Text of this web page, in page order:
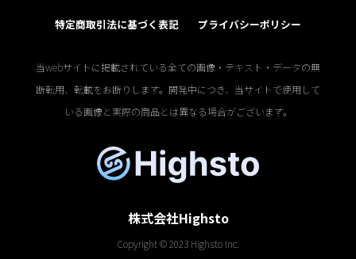
特定商取引法に基づく表記 プライバシーポリシー
当webサイトに掲載されている全ての画像・テキスト・データの無
断転用、転載をお断りします。開発中につき、当サイトで使用して
いる画像と実際の商品とは異なる場合がございます。
株式会社Highsto
Copyright © 2023 Highsto Inc.